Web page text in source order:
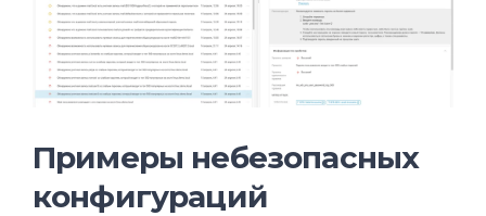
Примеры небезопасных
конфигураций